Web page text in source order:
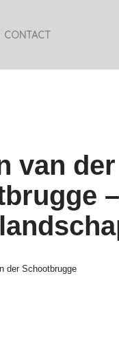
CONTACT
van der
–
der Schootbrugge